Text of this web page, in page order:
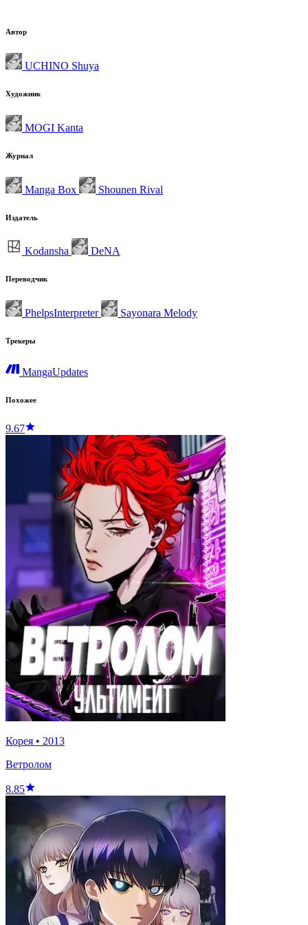
Автор
UCHINO Shuya
Художник
MOGI Kanta
Журнал
Manga Box Shounen Rival
Издатель
Kodansha DeNA
Переводчик
PhelpsInterpreter Sayonara Melody
Трекеры
MangaUpdates
Похожее
9.67
Корея • 2013
Ветролом
8.85